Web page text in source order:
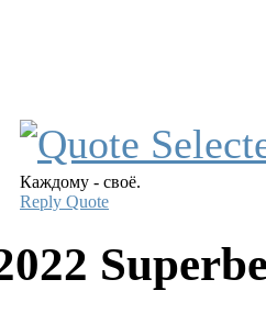
Каждому - своё.
Reply Quote